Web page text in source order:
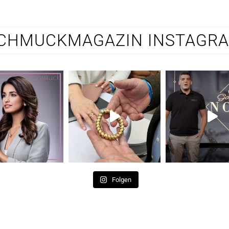
Folgen